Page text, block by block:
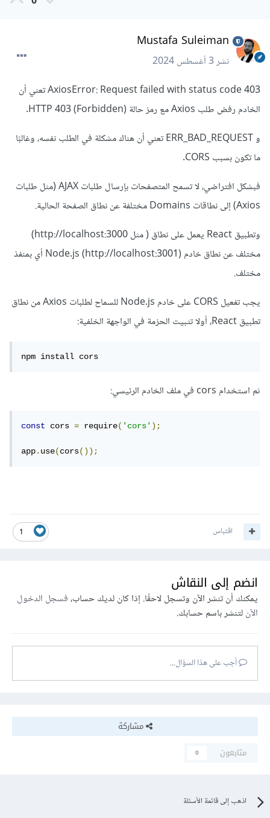
Mustafa Suleiman
نشر3 أغسطس 2024
AxiosError: Request failed with status code 403 تعني أن
الخادم رفض طلب Axios مع رمز حالة HTTP 403 (Forbidden).
و ERR_BAD_REQUEST تعني أن هناك مشكلة في الطلب نفسه، وغالبًا
ما تكون بسبب CORS.
فبشكل افتراضي، لا تسمح المتصفحات بإرسال طلبات AJAX (مثل طلبات
Axios) إلى نطاقات Domains مختلفة عن نطاق الصفحة الحالية.
وتطبيق React يعمل على نطاق ( مثل http://localhost:3000)
مختلف عن نطاق خادم Node.js (http://localhost:3001) أي بمنفذ
مختلف.
يجب تفعيل CORS على خادم Node.js للسماح لطلبات Axios من نطاق
تطبيق React، أولا تثبيت الحزمة في الواجهة الخلفية:
npm install cors
ثم استخدام cors في ملف الخادم الرئيسي:
const cors = require('cors');
app.use(cors());
1 اقتباس
انضم إلى النقاش
يمكنك أن تنشر الآن وتسجل لاحقًا. إذا كان لديك حساب،فسجل الدخول
الآنلتنشر باسم حسابك.
أجب على هذا السؤال...
مشاركة
متابعون
0
اذهب إلى قائمة الأسئلة